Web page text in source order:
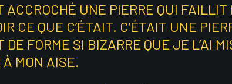
ACCROCHÉ UNE PIERRE QUI
CE QUE C’ÉTAIT. C’ÉTAIT UNE
DE FORME SI BIZARRE QUE JE L’AI
À MON AISE.